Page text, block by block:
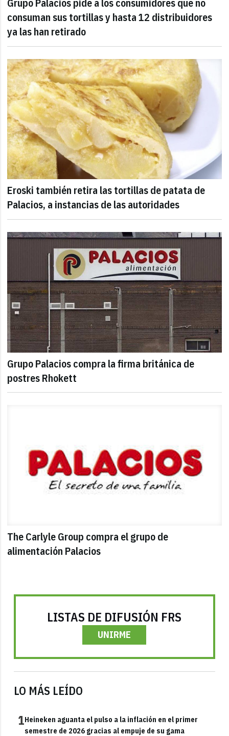
Grupo Palacios pide a los consumidores que no
consuman sus tortillas y hasta 12 distribuidores
ya las han retirado
Eroski también retira las tortillas de patata de
Palacios, a instancias de las autoridades
Grupo Palacios compra la firma británica de
postres Rhokett
The Carlyle Group compra el grupo de
alimentación Palacios
LISTAS DE DIFUSIÓN FRS
UNIRME
LO MÁS LEÍDO
1Heineken aguanta el pulso a la inflación en el primer
semestre de 2026 gracias al empuje de su gama